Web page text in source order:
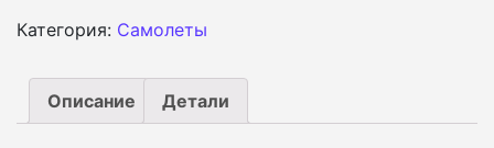
Категория: Самолеты
Описание Детали